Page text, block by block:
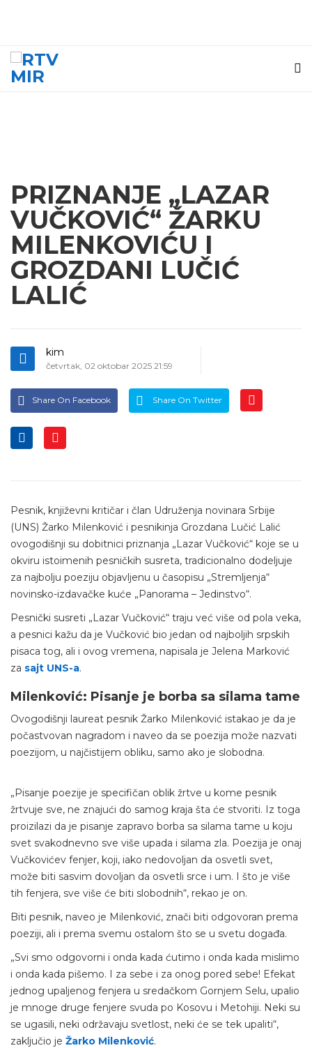
PRIZNANJE „LAZAR
VUČKOVIĆ“ ŽARKU
MILENKOVIĆU I
GROZDANI LUČIĆ
LALIĆ
kim
četvrtak, 02 oktobar 2025 21:59
Share On Facebook Share On Twitter
Pesnik, književni kritičar i član Udruženja novinara Srbije
(UNS) Žarko Milenković i pesnikinja Grozdana Lučić Lalić
ovogodišnji su dobitnici priznanja „Lazar Vučković“ koje se u
okviru istoimenih pesničkih susreta, tradicionalno dodeljuje
za najbolju poeziju objavljenu u časopisu „Stremljenja“
novinsko-izdavačke kuće „Panorama – Jedinstvo“.
Pesnički susreti „Lazar Vučković“ traju već više od pola veka,
a pesnici kažu da je Vučković bio jedan od najboljih srpskih
pisaca tog, ali i ovog vremena, napisala je Jelena Marković
za sajt UNS-a.
Milenković: Pisanje je borba sa silama tame
Ovogodišnji laureat pesnik Žarko Milenković istakao je da je
počastvovan nagradom i naveo da se poezija može nazvati
poezijom, u najčistijem obliku, samo ako je slobodna.
„Pisanje poezije je specifičan oblik žrtve u kome pesnik
žrtvuje sve, ne znajući do samog kraja šta će stvoriti. Iz toga
proizilazi da je pisanje zapravo borba sa silama tame u koju
svet svakodnevno sve više upada i silama zla. Poezija je onaj
Vučkovićev fenjer, koji, iako nedovoljan da osvetli svet,
može biti sasvim dovoljan da osvetli srce i um. I što je više
tih fenjera, sve više će biti slobodnih“, rekao je on.
Biti pesnik, naveo je Milenković, znači biti odgovoran prema
poeziji, ali i prema svemu ostalom što se u svetu događa.
„Svi smo odgovorni i onda kada ćutimo i onda kada mislimo
i onda kada pišemo. I za sebe i za onog pored sebe! Efekat
jednog upaljenog fenjera u sredačkom Gornjem Selu, upalio
je mnoge druge fenjere svuda po Kosovu i Metohiji. Neki su
se ugasili, neki održavaju svetlost, neki će se tek upaliti“,
zaključio je Žarko Milenković.